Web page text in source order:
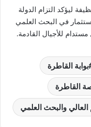
ليؤكد التزام الدولة
في البحث العلمي
للأجيال القادمة.
بوابة القاطرة
القاطرة
العالي والبحث العلمي